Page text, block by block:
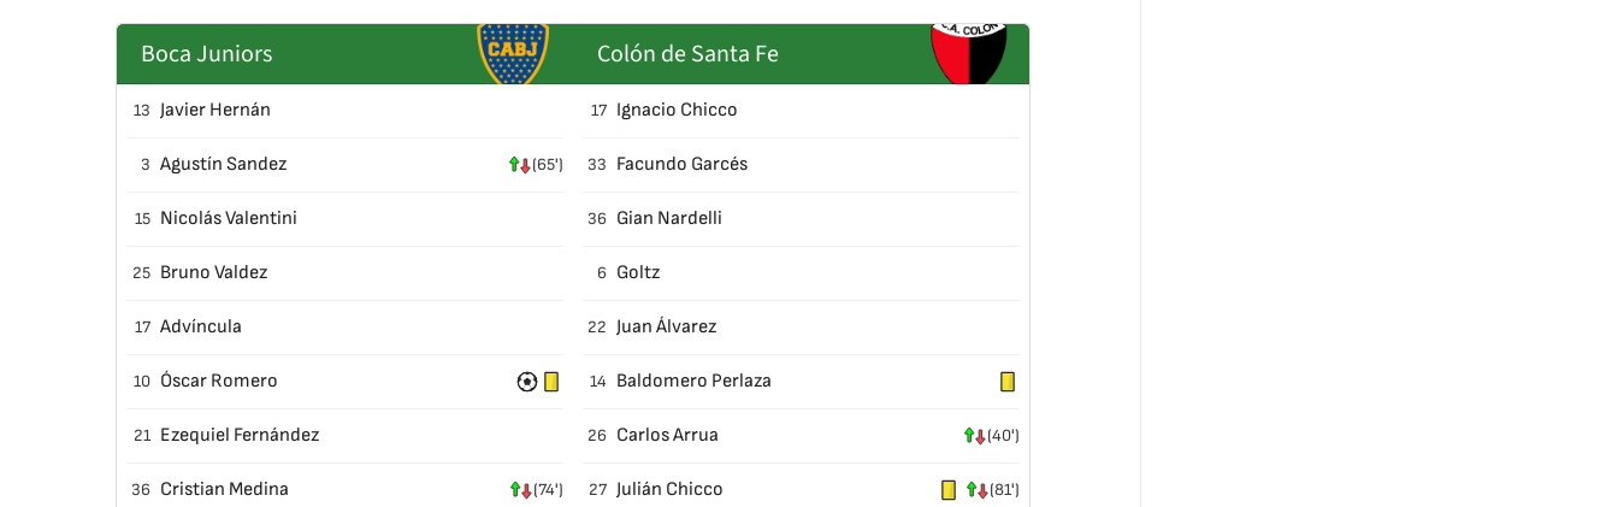
Boca Juniors
13 Javier Hernán
3 Agustín Sandez (65')
15 Nicolás Valentini
25 Bruno Valdez
17 Advíncula
10 Óscar Romero
21 Ezequiel Fernández
36 Cristian Medina (74')
Colón de Santa Fe
17 Ignacio Chicco
33 Facundo Garcés
36 Gian Nardelli
6 Goltz
22 Juan Álvarez
14 Baldomero Perlaza
26 Carlos Arrua (40')
27 Julián Chicco (81')